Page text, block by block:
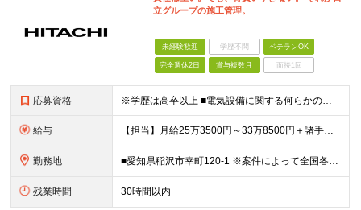
立グループの施工管理。
未経験歓迎 学歴不問 ベテランOK
完全週休2日 賞与複数月 面接1回
応募資格 ※学歴は高卒以上 ■電気設備に関する何らかの業務経験（※経験不問） 下記の経験をお持ちの方は【主任】での採用が可能です。 ■電気工事に関する施工管理の経験（分野不問）
給与 【担当】月給25万3500円～33万8500円＋諸手当＋賞与 【主任】月給29万7500円～39万5000円＋諸手当＋賞与 ※経験や能力を充分に考慮したうえで加給優遇します。 ※残業代は全額別途支給
勤務地 ■愛知県稲沢市幸町120-1 ※案件によって全国各地（西日本エリア中心）への出張が発生します。出張期間は案件により異なりますが、部内での相談・調整のうえご対応いただきます。 ※出社を基本としていま
残業時間 30時間以内